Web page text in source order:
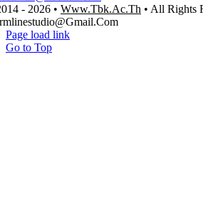
- 2026 • Www.tbk.ac.th • All Rights
Page load link
Go to Top